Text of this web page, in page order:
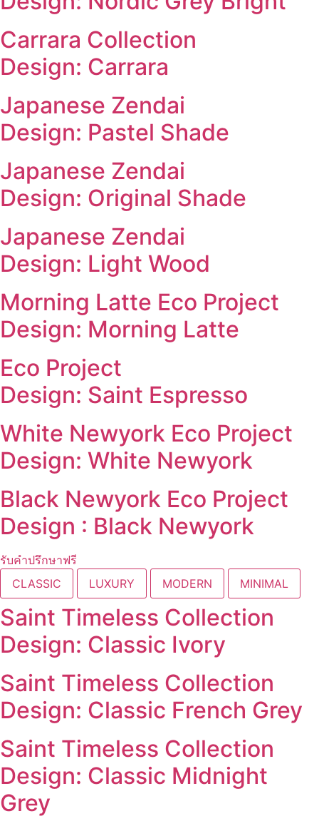
Carrara Collection
Design: Carrara
Japanese Zendai
Design: Pastel Shade
Japanese Zendai
Design: Original Shade
Japanese Zendai
Design: Light Wood
Morning Latte Eco Project
Design: Morning Latte
Eco Project
Design: Saint Espresso
White Newyork Eco Project
Design: White Newyork
Black Newyork Eco Project
Design : Black Newyork
รับคำปรึกษาฟรี
CLASSIC
LUXURY MODERN MINIMAL
Saint Timeless Collection
Design: Classic Ivory
Saint Timeless Collection
Design: Classic French Grey
Saint Timeless Collection
Design: Classic Midnight
Grey